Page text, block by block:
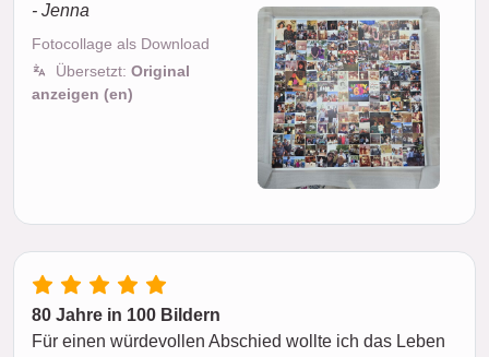
- Jenna
Fotocollage als Download
Übersetzt: Original
anzeigen (en)
80 Jahre in 100 Bildern
Für einen würdevollen Abschied wollte ich das Leben